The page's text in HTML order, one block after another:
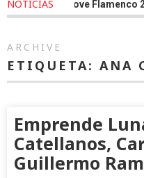
NOTICIAS
ago - We Love Flamenco
ARCHIVE
ETIQUETA: ANA
Emprende
Catellanos,
Guillermo